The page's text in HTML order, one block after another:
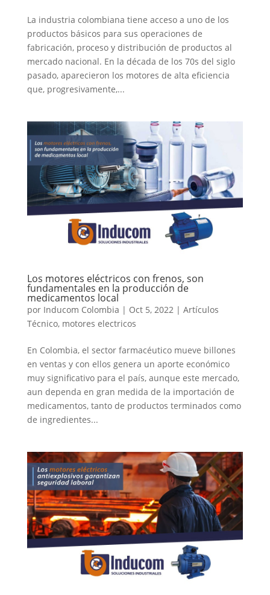
La industria colombiana tiene acceso a uno de los
productos básicos para sus operaciones de
fabricación, proceso y distribución de productos al
mercado nacional. En la década de los 70s del siglo
pasado, aparecieron los motores de alta eficiencia
que, progresivamente,...
Los motores eléctricos con frenos, son
fundamentales en la producción de
medicamentos local
por Inducom Colombia | Oct 5, 2022 | Artículos
Técnico, motores electricos
En Colombia, el sector farmacéutico mueve billones
en ventas y con ellos genera un aporte económico
muy significativo para el país, aunque este mercado,
aun dependa en gran medida de la importación de
medicamentos, tanto de productos terminados como
de ingredientes...